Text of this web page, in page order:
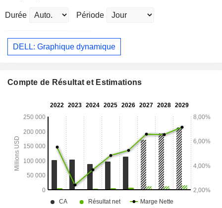
Durée Période
DELL: Graphique dynamique
Compte de Résultat et Estimations